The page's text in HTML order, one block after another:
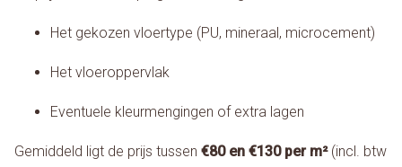
Het gekozen vloertype (PU, mineraal, microcement)
Het vloeroppervlak
Eventuele kleurmengingen of extra lagen
Gemiddeld ligt de prijs tussen €80 en €130 per m²(incl. btw